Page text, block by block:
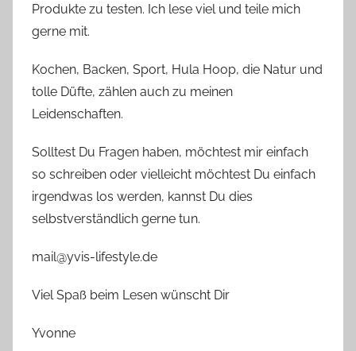
Produkte zu testen. Ich lese viel und teile mich
gerne mit.
Kochen, Backen, Sport, Hula Hoop, die Natur und
tolle Düfte, zählen auch zu meinen
Leidenschaften.
Solltest Du Fragen haben, möchtest mir einfach
so schreiben oder vielleicht möchtest Du einfach
irgendwas los werden, kannst Du dies
selbstverständlich gerne tun.
mail@yvis-lifestyle.de
Viel Spaß beim Lesen wünscht Dir
Yvonne